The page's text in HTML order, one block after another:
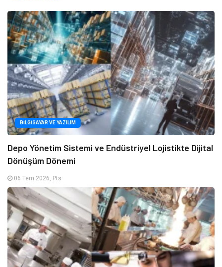
BILGISAYAR VE YAZILIM
Depo Yönetim Sistemi ve Endüstriyel Lojistikte Dijital
Dönüşüm Dönemi
06 Tem 2026, Pts